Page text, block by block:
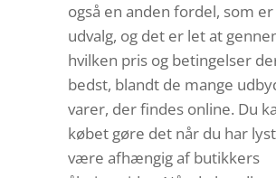
også en anden fordel, som
udvalg, og det er let at
hvilken pris og betingelser
bedst, blandt de mange
varer, der findes online. Du
købet gøre det når du har
være afhængig af butikkers